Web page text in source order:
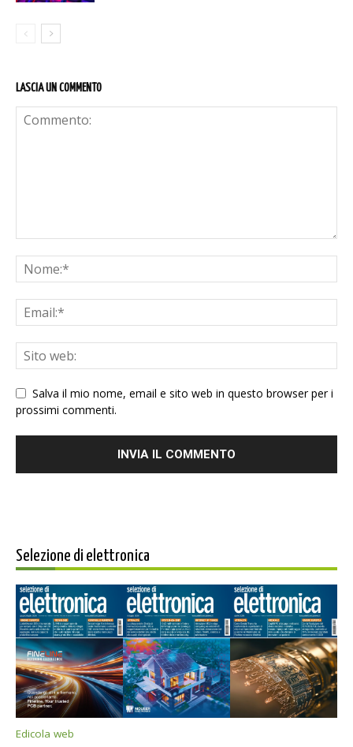
LASCIA UN COMMENTO
Salva il mio nome, email e sito web in questo browser per i
prossimi commenti.
Selezione di elettronica
Edicola web